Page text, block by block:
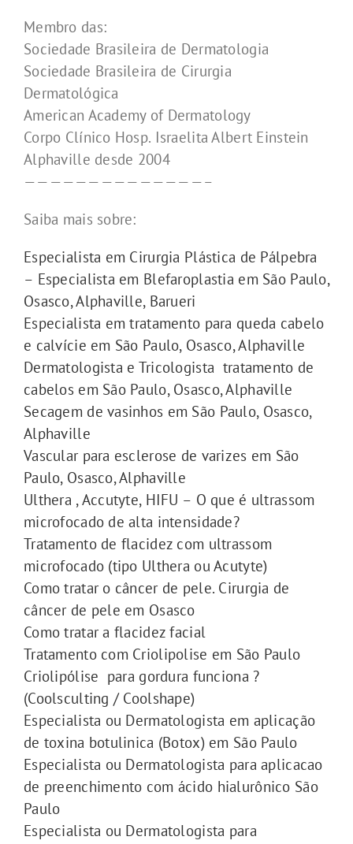
Membro das:
Sociedade Brasileira de Dermatologia
Sociedade Brasileira de Cirurgia
Dermatológica
American Academy of Dermatology
Corpo Clínico Hosp. Israelita Albert Einstein
Alphaville desde 2004
——————————————–
Saiba mais sobre:
Especialista em Cirurgia Plástica de Pálpebra
– Especialista em Blefaroplastia em São Paulo,
Osasco, Alphaville, Barueri
Especialista em tratamento para queda cabelo
e calvície em São Paulo, Osasco, Alphaville
Dermatologista e Tricologista tratamento de
cabelos em São Paulo, Osasco, Alphaville
Secagem de vasinhos em São Paulo, Osasco,
Alphaville
Vascular para esclerose de varizes em São
Paulo, Osasco, Alphaville
Ulthera , Accutyte, HIFU – O que é ultrassom
microfocado de alta intensidade?
Tratamento de flacidez com ultrassom
microfocado (tipo Ulthera ou Acutyte)
Como tratar o câncer de pele. Cirurgia de
câncer de pele em Osasco
Como tratar a flacidez facial
Tratamento com Criolipolise em São Paulo
Criolipólise para gordura funciona ?
(Coolsculting / Coolshape)
Especialista ou Dermatologista em aplicação
de toxina botulinica (Botox) em São Paulo
Especialista ou Dermatologista para aplicacao
de preenchimento com ácido hialurônico São
Paulo
Especialista ou Dermatologista para